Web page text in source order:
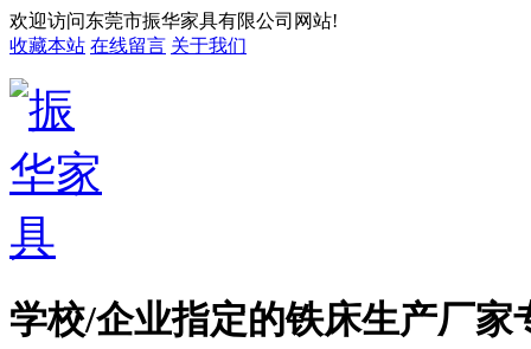
欢迎访问东莞市振华家具有限公司网站!
收藏本站 在线留言 关于我们
学校/企业指定的铁床生产厂家